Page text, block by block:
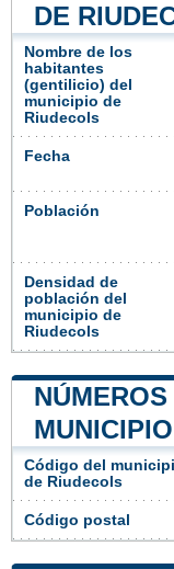
DE
Nombre de los
habitantes
(gentilicio) del
municipio de
Riudecols
Fecha
Población
Densidad de
población del
municipio de
Riudecols
Código del
de Riudecols
Código postal